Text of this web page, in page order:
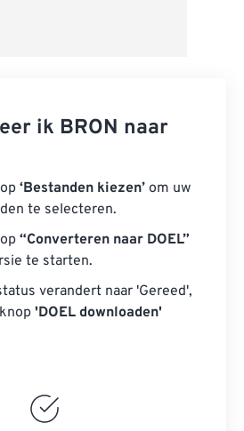
ik BRON naar
‘Bestanden kiezen’ om uw
te selecteren.
“Converteren naar DOEL”
te starten.
verandert naar 'Gereed',
'DOEL downloaden'